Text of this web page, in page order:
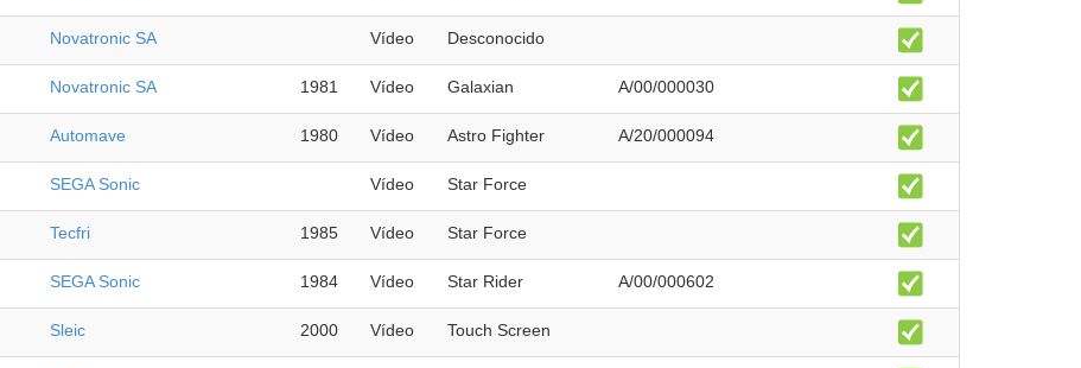
Novatronic SA Vídeo Desconocido
Novatronic SA 1981 Vídeo Galaxian A/00/000030
Automave 1980 Vídeo Astro Fighter A/20/000094
SEGA Sonic Vídeo Star Force
Tecfri 1985 Vídeo Star Force
SEGA Sonic 1984 Vídeo Star Rider A/00/000602
Sleic 2000 Vídeo Touch Screen